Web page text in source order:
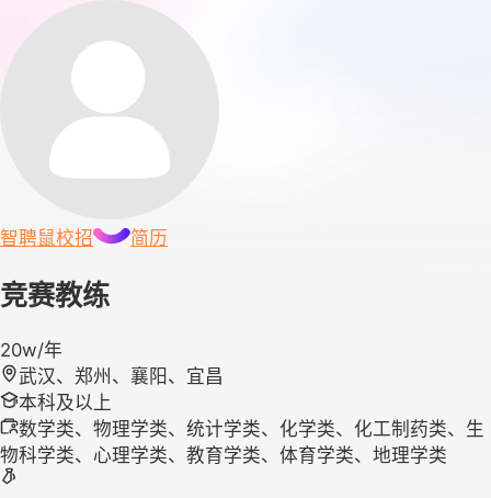
智聘鼠校招 简历
竞赛教练
20w/年
武汉、郑州、襄阳、宜昌
本科及以上
数学类、物理学类、统计学类、化学类、化工制药类、生
物科学类、心理学类、教育学类、体育学类、地理学类